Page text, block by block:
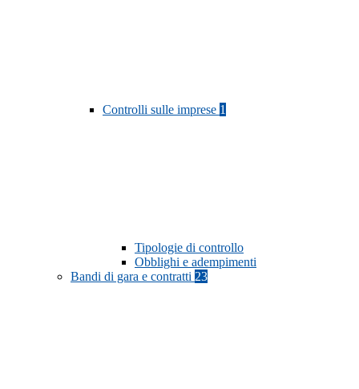
Controlli sulle imprese 1
Tipologie di controllo
Obblighi e adempimenti
Bandi di gara e contratti 23